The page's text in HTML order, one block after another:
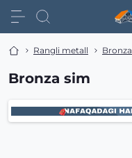
Rangli metall Bronza
Bronza sim